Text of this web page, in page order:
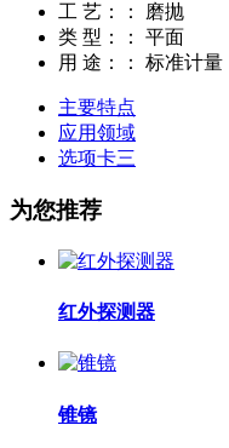
工 艺：：
磨抛
类 型：：
平面
用 途：：
标准计量
主要特点
应用领域
选项卡三
为您推荐
红外探测器
锥镜